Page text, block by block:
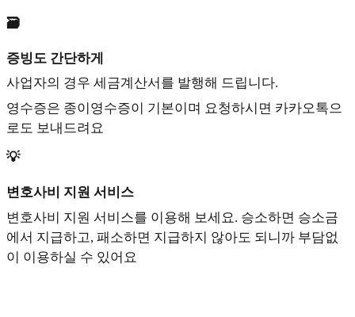
🗃️
증빙도 간단하게
사업자의 경우 세금계산서를 발행해 드립니다.
영수증은 종이영수증이 기본이며 요청하시면 카카오톡으
로도 보내드려요
💡
변호사비 지원 서비스
변호사비 지원 서비스를 이용해 보세요. 승소하면 승소금
에서 지급하고, 패소하면 지급하지 않아도 되니까 부담없
이 이용하실 수 있어요